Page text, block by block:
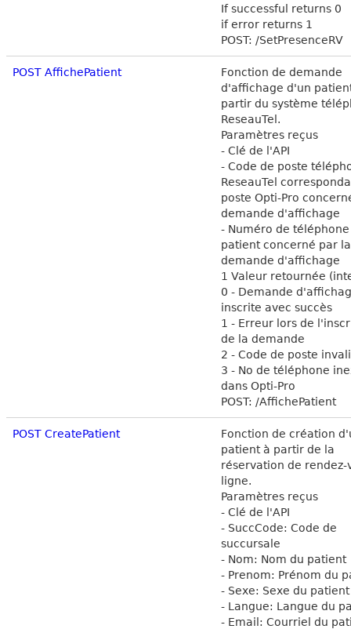
If successful returns 0
if error returns 1
POST: /SetPresenceRV
POST AffichePatient
Fonction de demande
d'affichage d'un
partir du système
ReseauTel.
Paramètres reçus
- Clé de l'API
- Code de poste
ReseauTel
poste Opti-Pro
demande d'affichage
- Numéro de
patient concerné par la
demande d'affichage
1 Valeur retournée
0 - Demande
inscrite avec succès
1 - Erreur lors de
de la demande
2 - Code de poste
3 - No de téléphone
dans Opti-Pro
POST: /AffichePatient
POST CreatePatient
Fonction de création
patient à partir de la
réservation de rendez-
ligne.
Paramètres reçus
- Clé de l'API
- SuccCode: Code de
succursale
- Nom: Nom du patient
- Prenom: Prénom du
- Sexe: Sexe du patient
- Langue: Langue du
- Email: Courriel du